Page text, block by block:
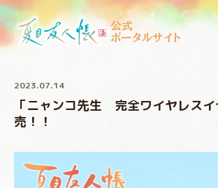
公式
ポータルサイト
2023.07.14
「ニャンコ先生 完全ワイヤレス
売！！